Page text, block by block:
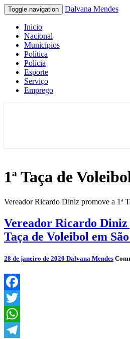
Toggle navigation Dalvana Mendes
Inicio
Nacional
Municípios
Política
Polícia
Esporte
Serviço
Emprego
1ª Taça de
Vereador Ricardo Diniz promove a 1ª
Vereador Ricardo Diniz
Taça de Voleibol em
28 de janeiro de 2020 Dalvana Mendes
Facebook
Twitter
WhatsApp